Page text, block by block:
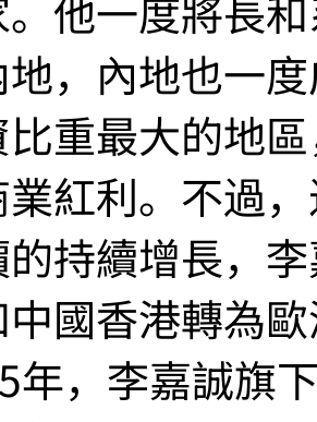
，內地也一
重最大的地
紅利。不過
持續增長，
中國香港轉為
年，李嘉誠旗